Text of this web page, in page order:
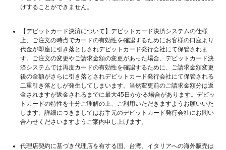
けすることができません。
【デビットカード決済について】デビットカード決済システムの仕様
上、ご注文の時点でカードの有効性を確認するためにお客様の口座より
代金が即座に引き落としされデビットカード発行会社にて保管されま
す。ご注文の変更やご請求金額の変更があった場合、デビットカード決
済システムでは再度カードの有効性を確認するために、ご請求金額変更
後の全額がさらに引き落とされデビットカード発行会社にて保管される
二重引き落としが発生してしまいます。当然変更前のご請求金額分は返
金されますが返金されるまでに最大45日かかる場合があります。デビッ
トカードの特性を十分ご理解の上、ご利用いただきますようお願いいた
します。詳細につきましてはお手元のデビットカード発行会社にお問い
合わせくださいますようご案内申し上げます。
代理店契約に基づき代理店を有する国、台湾、イタリアへの海外販売は